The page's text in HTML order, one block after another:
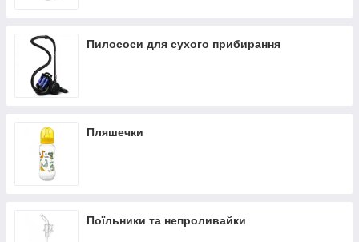
Пилососи для сухого прибирання
Пляшечки
Поїльники та непроливайки